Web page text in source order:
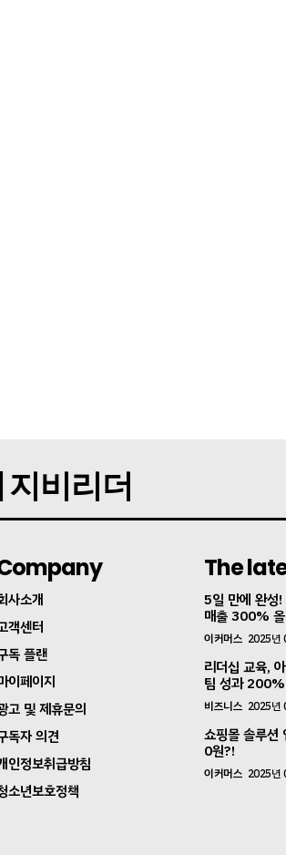
비리더
사소개
객센터
독 플랜
이페이지
고 및 제휴문의
독자 의견
인정보취급방침
소년보호정책
The
5일 만에 완성
매출 300%
이커머스 2025년
리더십 교육,
팀 성과 200%
비즈니스 2025년
쇼핑몰 솔루션
0원?!
이커머스 2025년